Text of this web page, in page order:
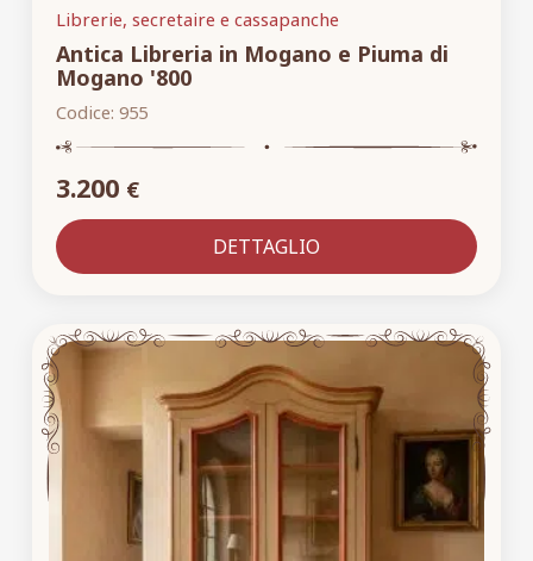
Librerie, secretaire e cassapanche
Antica Libreria in Mogano e Piuma di
Mogano '800
Codice: 955
3.200 €
DETTAGLIO